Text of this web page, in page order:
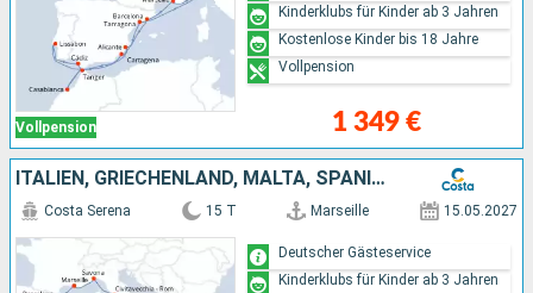
Vollpension 1 349 €
Kinderklubs für Kinder ab 3 Jahren
Kostenlose Kinder bis 18 Jahre
Vollpension
ITALIEN, GRIECHENLAND, MALTA, SPANIEN, FRANKREICH
Costa Serena 15 T Marseille 15.05.2027
Deutscher Gästeservice
Kinderklubs für Kinder ab 3 Jahren